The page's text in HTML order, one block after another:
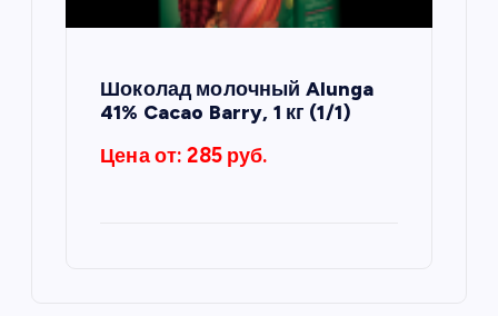
Шоколад молочный Alunga
41% Cacao Barry, 1 кг (1/1)
Цена от: 285 руб.